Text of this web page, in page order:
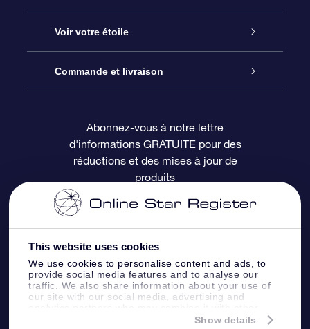
This website uses cookies
We use cookies to personalise content and ads, to
provide social media features and to analyse our
traffic. We also share information about your use of
our site with our social media, advertising and
information that you’ve provided to them or that
Show details
À propos de l’OSR
Nous contacter
Questions fréquemment posées
Revues
Cadeau d’étoile en ligne
Coffret cadeau OSR
Carte cadeau OSR
Voir votre étoile
Registre des étoiles
Page d’accueil personnalisée
Appli Voler vers les étoiles
Commande et livraison
Informations de paiement
Informations d’expédition
Politique de retour
Constellations
Abonnez-vous à notre lettre
d'informations GRATUITE pour des
réductions et des mises à jour de
produits